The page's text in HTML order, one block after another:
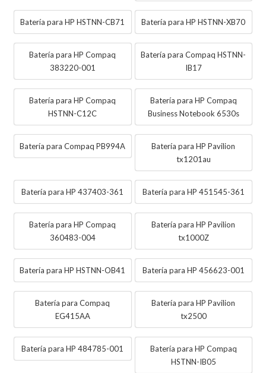
Batería para HP HSTNN-CB71 Batería para HP HSTNN-XB70
Batería para HP Compaq
383220-001
Batería para Compaq HSTNN-
IB17
Batería para HP Compaq
HSTNN-C12C
Batería para HP Compaq
Business Notebook 6530s
Batería para Compaq PB994A
Batería para HP Pavilion
tx1201au
Batería para HP 437403-361 Batería para HP 451545-361
Batería para HP Compaq
360483-004
Batería para HP Pavilion
tx1000Z
Batería para HP HSTNN-OB41 Batería para HP 456623-001
Batería para Compaq
EG415AA
Batería para HP Pavilion
tx2500
Batería para HP 484785-001
Batería para HP Compaq
HSTNN-IB05